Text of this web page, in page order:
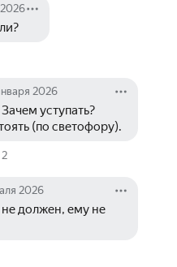
2026
уступать?
(по светофору).
2
2026
должен, ему не